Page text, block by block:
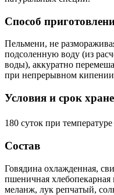
Способ
Пельмени, не
подсоленную воду (из
воды), аккуратно
при непрерывном
Условия и срок
180 суток при
Состав
Говядина охлажденная,
пшеничная хлебопекарная
меланж, лук репчатый,